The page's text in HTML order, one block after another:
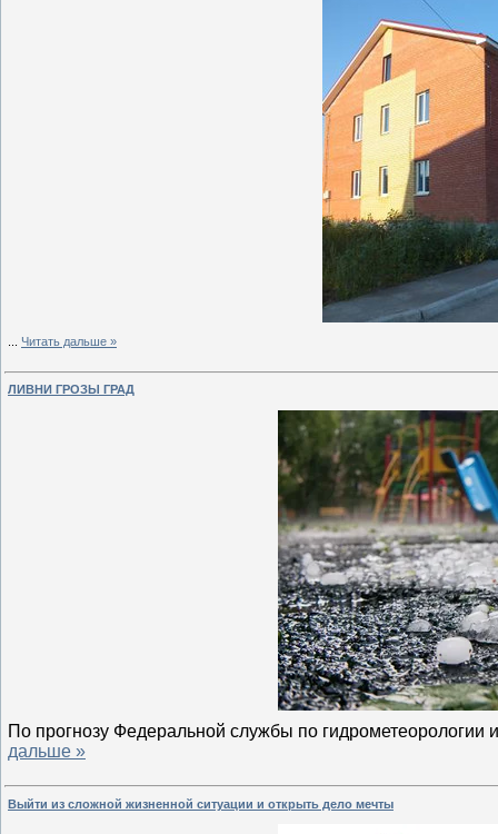
Читать дальше »
ЛИВНИ ГРОЗЫ ГРАД
По прогнозу Федеральной службы по
дальше »
Выйти из сложной жизненной ситуации и открыть дело мечты